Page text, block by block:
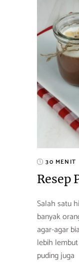
30 MENIT
Resep
Salah satu
banyak
agar-agar
lebih
puding juga